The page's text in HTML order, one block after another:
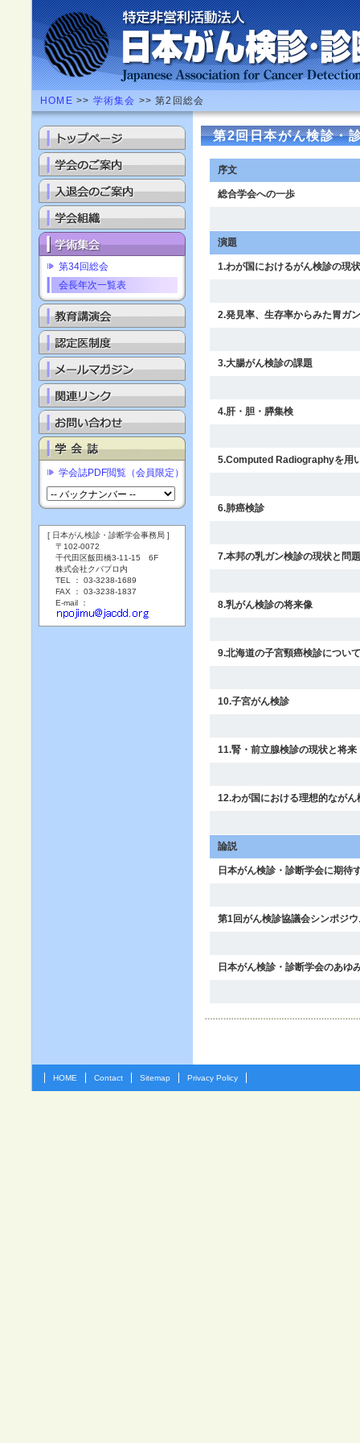
HOME >> 学術集会 >> 第2回総会
第34回総会
会長年次一覧表
学会誌PDF閲覧（会員限定）
[ 日本がん検診・診断学会事務局 ]
〒102-0072
千代田区飯田橋3-11-15 6F
株式会社クバプロ内
TEL ： 03-3238-1689
FAX ： 03-3238-1837
E-mail ：
第2回日本がん検診・
序文
総合学会への一歩
演題
1.わが国におけるがん検診の現
2.発見率、生存率からみた胃ガ
3.大腸がん検診の課題
4.肝・胆・膵集検
5.Computed Radiographyを用
6.肺癌検診
7.本邦の乳ガン検診の現状と問
8.乳がん検診の将来像
9.北海道の子宮頸癌検診について
10.子宮がん検診
11.腎・前立腺検診の現状と将来
12.わが国における理想的ながん
論説
日本がん検診・診断学会に期待
第1回がん検診協議会シンポジ
日本がん検診・診断学会のあゆ
HOME Contact Sitemap Privacy Policy